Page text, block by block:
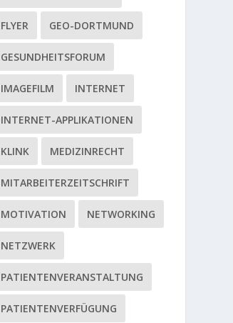
FLYER GEO-DORTMUND
GESUNDHEITSFORUM
IMAGEFILM INTERNET
INTERNET-APPLIKATIONEN
KLINK MEDIZINRECHT
MITARBEITERZEITSCHRIFT
MOTIVATION NETWORKING
NETZWERK
PATIENTENVERANSTALTUNG
PATIENTENVERFÜGUNG